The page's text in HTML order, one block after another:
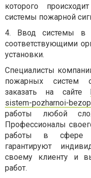
которого
системы пожарной
4. Ввод системы в
соответствующими
установки.
Специалисты
пожарных систем
заказать на сайте
sistem-pozharnoi-
работы любой
Профессионалы
работы в сфере
гарантируют
своему клиенту и
работ.